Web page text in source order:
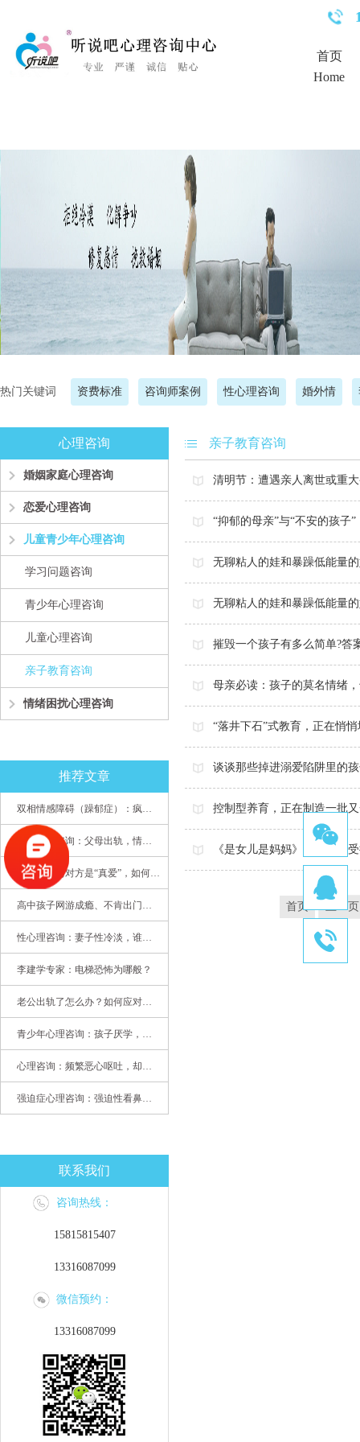
<%Response.Status="404 Moved Permanently"%>
首页
Home
热门关键词 资费标准 咨询师案例 性心理咨询 婚外情
心理咨询
婚姻家庭心理咨询
恋爱心理咨询
儿童青少年心理咨询
学习问题咨询
青少年心理咨询
儿童心理咨询
亲子教育咨询
情绪困扰心理咨询
推荐文章
双相情感障碍（躁郁症）：疯子如何走向天才
儿童心理咨询：父母出轨，情感混乱孩子内心的隐秘
当老公说与对方是“真爱”，如何挽救婚姻？(始篇)
高中孩子网游成瘾、不肯出门，家长该怎么办？
性心理咨询：妻子性冷淡，谁之过
李建学专家：电梯恐怖为哪般？
老公出轨了怎么办？如何应对老公出轨？——婚姻心理专家为您支招
青少年心理咨询：孩子厌学，整天沉迷手机，网络成瘾，怎么办?
心理咨询：频繁恶心呕吐，却无身体异常
强迫症心理咨询：强迫性看鼻尖，害我无法学习
联系我们
咨询热线：
15815815407
13316087099
微信预约：
13316087099
亲子教育咨询
清明节：遭遇亲人离世或重
“抑郁的母亲”与“不安的孩子
无聊粘人的娃和暴躁低能量
无聊粘人的娃和暴躁低能量
摧毁一个孩子有多么简单?答
母亲必读：孩子的莫名情绪
“落井下石”式教育，正在悄
谈谈那些掉进溺爱陷阱里的
控制型养育，正在制造一批
《是女儿是妈妈》，孩子的
首页 上一页